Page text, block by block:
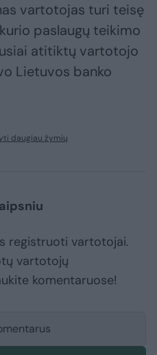
vartotojas turi teisę
paslaugų teikimo
atitiktų vartotojo
Lietuvos banko
daugiau žymių
registruoti vartotojai.
vartotojų
komentaruose!